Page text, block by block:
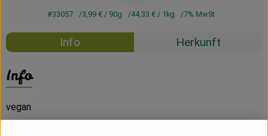
#33057 3,99 € / 90g 44,33 € / 1kg 7% MwSt
Info Herkunft
Info
vegan